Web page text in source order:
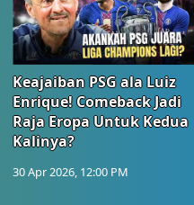
Keajaiban PSG ala Luiz
Enrique! Comeback Jadi
Raja Eropa Untuk Kedua
Kalinya?
30 Apr 2026, 12:00 PM